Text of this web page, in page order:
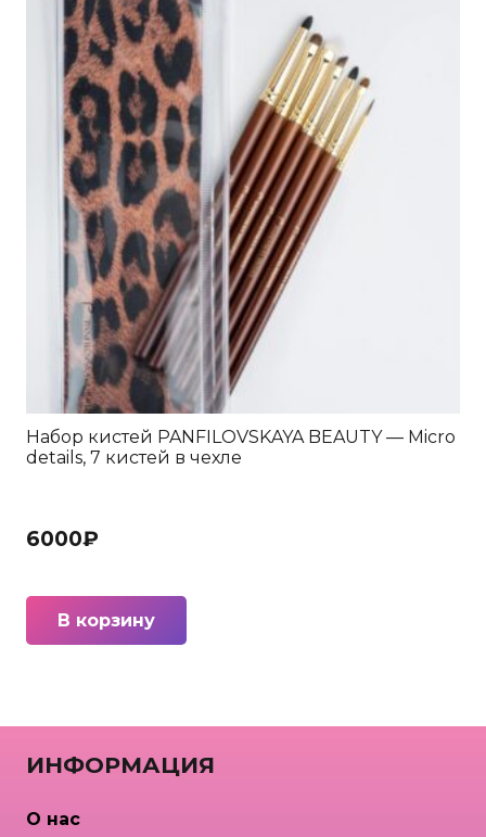
Набор кистей PANFILOVSKAYA BEAUTY — Micro
details, 7 кистей в чехле
6000₽
В корзину
ИНФОРМАЦИЯ
О нас